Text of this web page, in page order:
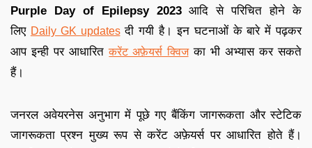
Purple Day of Epilepsy 2023आदि से परिचित होने के
लिए Daily GK updates दी गयी है। इन घटनाओं के बारे में पढ़कर
आप इन्ही पर आधारित करेंट अफ़ेयर्स क्विज का भी अभ्यास कर सकते
हैं।
जनरल अवेयरनेस अनुभाग में पूछे गए बैंकिंग जागरूकता और स्टेटिक
जागरूकता प्रश्न मुख्य रूप से करेंट अफ़ेयर्स पर आधारित होते हैं।